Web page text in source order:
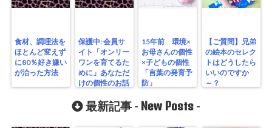
食材、調理法を
ほとんど変えず
に80％好き嫌い
が治った方法
保護中: 会員サ
イト「オンリー
ワンを育てるた
めに」あなただ
けの個性のお話
15年前 環境×
お母さんの個性
×子どもの個性
「言葉の発育予
防」
【ご質問】兄弟
の絵本のセレク
トはどうしたら
いいのですか
～？
最新記事 - New Posts -